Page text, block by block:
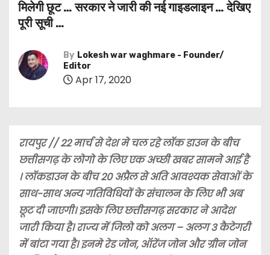
मिलेगी छूट … सरकार ने जारी की नई गाइडलाइन … देखिए
पूरी सूची …
By Lokesh war waghmare - Founder/
Editor
Apr 17, 2020
रायपुर // 22 मार्च से देश मे चल रहे लॉक डाउन के बीच
छत्तीसगढ़ के लोगो के लिए एक अच्छी खबर सामने आई है
। लॉकडाउन के बीच 20 अप्रैल से अति आवश्यक सेवाओं के
साथ-साथ अन्य गतिविधियों के संचालन के लिए भी अब
छूट दी जाएगी। इसके लिए छत्तीसगढ़ सरकार ने आदेश
जारी किया है। राज्य में जिलो को अलग – अलग 3 कैटेगरी
में बांटा गया है। इनमे रेड जोन, ऑरेंज जोन और ग्रीन जोन